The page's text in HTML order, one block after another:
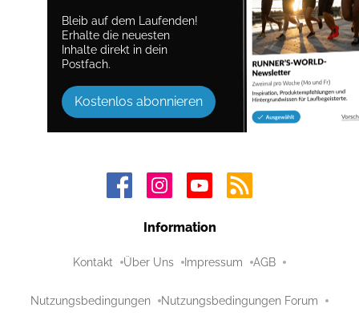
Bleib auf dem Laufenden!
Erhalte die neuesten
Inhalte direkt in dein
Postfach.
Kostenlos abonnieren
Information
Kontakt Über Uns Impressum AGB
Nutzungsbedingungen Nutzungsbedingungen Forum